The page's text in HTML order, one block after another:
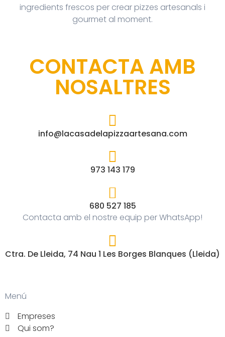
CONTACTA AMB
NOSALTRES
info@lacasadelapizzaartesana.com
973 143 179
680 527 185
Contacta amb el nostre equip per WhatsApp!
Ctra. De Lleida, 74 Nau 1 Les Borges Blanques (Lleida)
Menú
Empreses
Qui som?